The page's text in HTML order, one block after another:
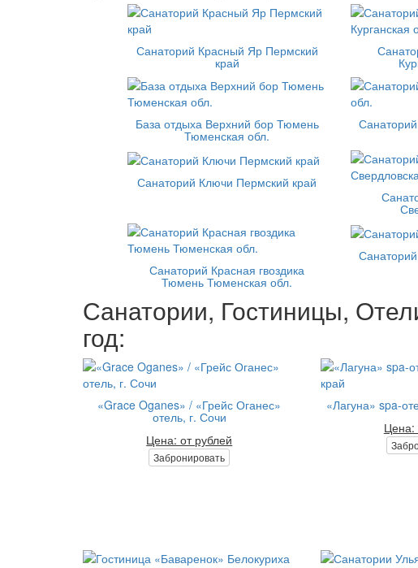
Санаторий Красный Яр Пермский
край
База отдыха Верхний бор Тюмень
Тюменская обл.
Санаторий Ключи Пермский край
Санаторий Красная гвоздика
Тюмень Тюменская обл.
Санатории, Гостиницы,
год:
«Grace Oganes» / «Грейс Оганес»
отель, г. Сочи
Цена: от рублей
Забронировать
«Лагуна» spa-
Цена: